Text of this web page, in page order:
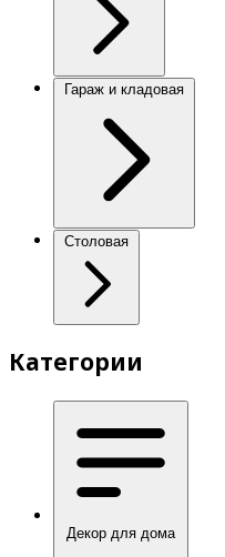
Гараж и кладовая
Столовая
Категории
Декор для дома